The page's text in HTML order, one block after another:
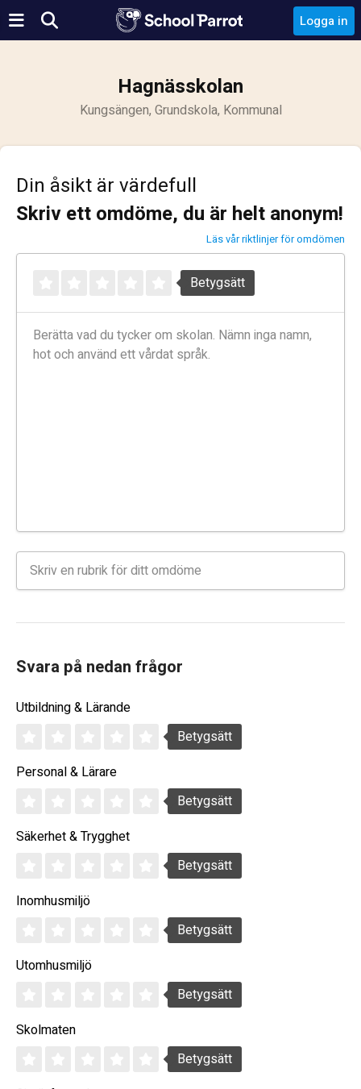
Logga in
Hagnässkolan
Kungsängen, Grundskola, Kommunal
Din åsikt är värdefull
Skriv ett omdöme, du är helt anonym!
Läs vår riktlinjer för omdömen
Betygsätt
Svara på nedan frågor
Utbildning & Lärande
Betygsätt
Personal & Lärare
Betygsätt
Säkerhet & Trygghet
Betygsätt
Inomhusmiljö
Betygsätt
Utomhusmiljö
Betygsätt
Skolmaten
Betygsätt